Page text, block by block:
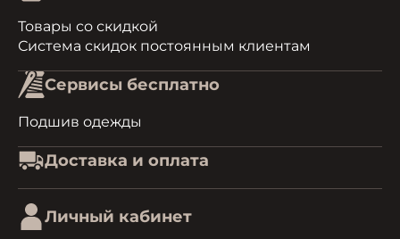
Товары со скидкой
Система скидок постоянным клиентам
Сервисы бесплатно
Подшив одежды
Доставка и оплата
Личный кабинет